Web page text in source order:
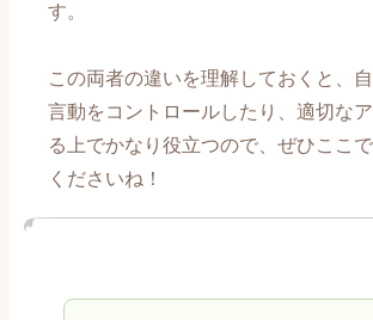
【付き合い始め編】記事一覧
【長続き編】記事一覧
【喧嘩、倦怠期編】記事一覧
す。
この両者の違いを理解しておくと、
言動をコントロールしたり、適切な
る上でかなり役立つので、ぜひここ
くださいね！